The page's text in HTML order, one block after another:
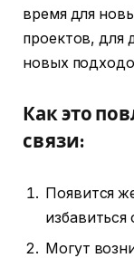
время для
проектов, для
новых
Как это
связи:
Появится
Могут